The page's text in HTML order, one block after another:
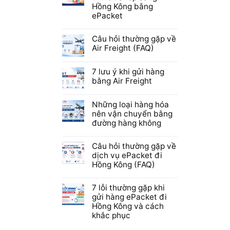
Hồng Kông bằng
ePacket
Câu hỏi thường gặp về
Air Freight (FAQ)
7 lưu ý khi gửi hàng
bằng Air Freight
Những loại hàng hóa
nên vận chuyển bằng
đường hàng không
Câu hỏi thường gặp về
dịch vụ ePacket đi
Hồng Kông (FAQ)
7 lỗi thường gặp khi
gửi hàng ePacket đi
Hồng Kông và cách
khắc phục